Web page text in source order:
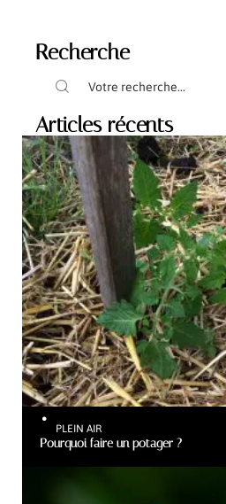
Recherche
Articles récents
PLEIN AIR
Pourquoi faire un potager ?